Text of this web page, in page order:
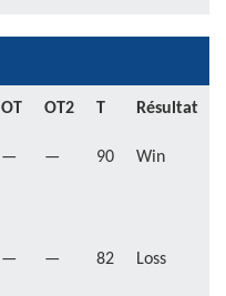
OT OT2 T Résultat
— — 90 Win
— — 82 Loss